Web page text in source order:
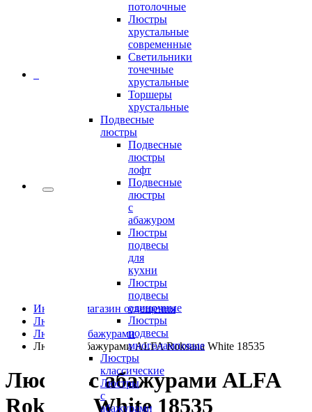
потолочные
Люстры
хрустальные
современные
Светильники
точечные
хрустальные
Торшеры
хрустальные
Подвесные
люстры
Подвесные
люстры
лофт
Подвесные
люстры
с
абажуром
Люстры
подвесы
для
кухни
Люстры
подвесы
одиночные
Люстры
подвесы
многоламповые
Люстры
классические
Люстры
с
абажурами
Интернет-магазин освещения
Люстры
Люстры с абажурами
Люстра с абажурами ALFA Roksana White 18535
Люстра с абажурами ALFA
Roksana White 18535